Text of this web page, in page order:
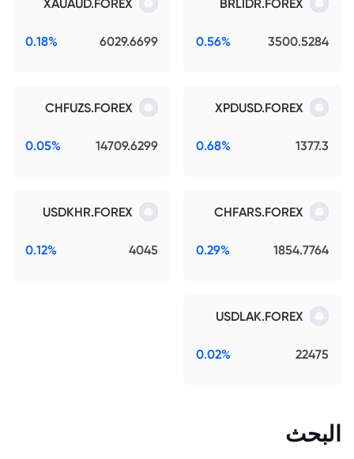
BRLIDR.FOREX
3500.5284
0.56%
XAUAUD.FOREX
6029.6699
0.18%
XPDUSD.FOREX
1377.3
0.68%
CHFUZS.FOREX
14709.6299
0.05%
CHFARS.FOREX
1854.7764
0.29%
USDKHR.FOREX
4045
0.12%
USDLAK.FOREX
22475
0.02%
البحث